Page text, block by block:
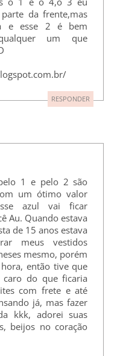
da frente,mas
e esse 2 é bem
um que
RESPONDER
1 e pelo 2 são
um ótimo valor
azul vai ficar
Au. Quando estava
de 15 anos estava
meus vestidos
mesmo, porém
então tive que
do que ficaria
com frete e até
já, mas fazer
kkk, adorei suas
beijos no coração